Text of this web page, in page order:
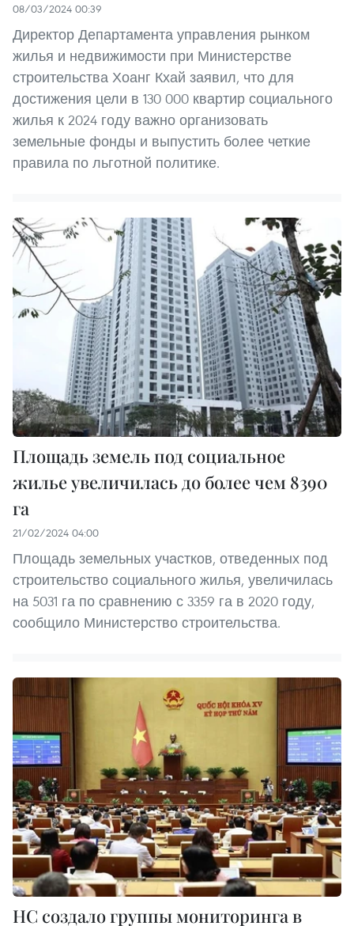
08/03/2024 00:39
Директор Департамента управления рынком
жилья и недвижимости при Министерстве
строительства Хоанг Кхай заявил, что для
достижения цели в 130 000 квартир социального
жилья к 2024 году важно организовать
земельные фонды и выпустить более четкие
правила по льготной политике.
Площадь земель под социальное
жилье увеличилась до более чем 8390
га
21/02/2024 04:00
Площадь земельных участков, отведенных под
строительство социального жилья, увеличилась
на 5031 га по сравнению с 3359 га в 2020 году,
сообщило Министерство строительства.
НС создало группы мониторинга в